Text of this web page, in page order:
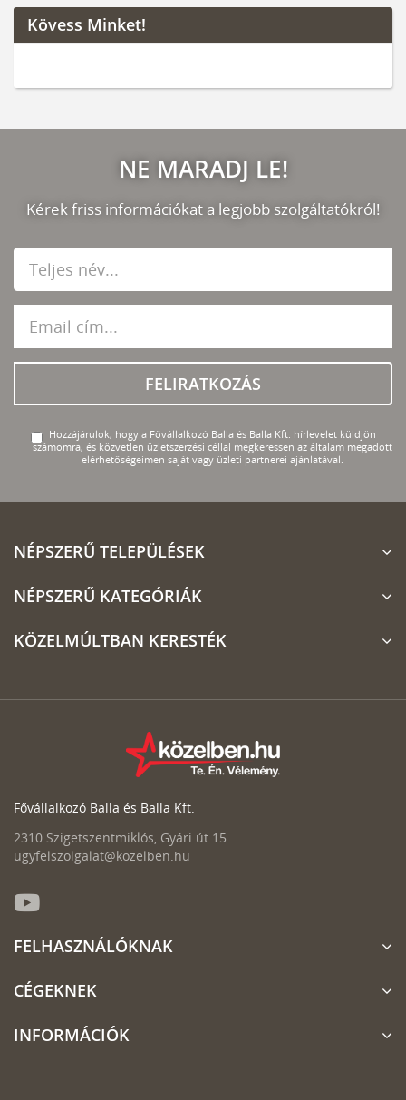
Kövess Minket!
NE MARADJ LE!
Kérek friss információkat a legjobb szolgáltatókról!
FELIRATKOZÁS
Hozzájárulok, hogy a Fővállalkozó Balla és Balla Kft. hírlevelet küldjön
számomra, és közvetlen üzletszerzési céllal megkeressen az általam megadott
elérhetőségeimen saját vagy üzleti partnerei ajánlatával.
NÉPSZERŰ TELEPÜLÉSEK
NÉPSZERŰ KATEGÓRIÁK
KÖZELMÚLTBAN KERESTÉK
Fővállalkozó Balla és Balla Kft.
2310 Szigetszentmiklós, Gyári út 15.
ugyfelszolgalat@kozelben.hu
FELHASZNÁLÓKNAK
CÉGEKNEK
INFORMÁCIÓK